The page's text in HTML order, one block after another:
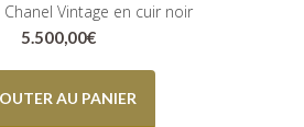
Vintage en cuir noir
5.500,00€
AU PANIER